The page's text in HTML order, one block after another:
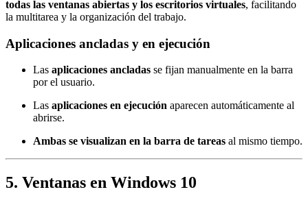
todas las ventanas abiertas y los escritorios virtuales, facilitando
la multitarea y la organización del trabajo.
Aplicaciones ancladas y en ejecución
Las aplicaciones ancladas se fijan manualmente en la barra
por el usuario.
Las aplicaciones en ejecución aparecen automáticamente al
abrirse.
Ambas se visualizan en la barra de tareas al mismo tiempo.
5. Ventanas en Windows 10